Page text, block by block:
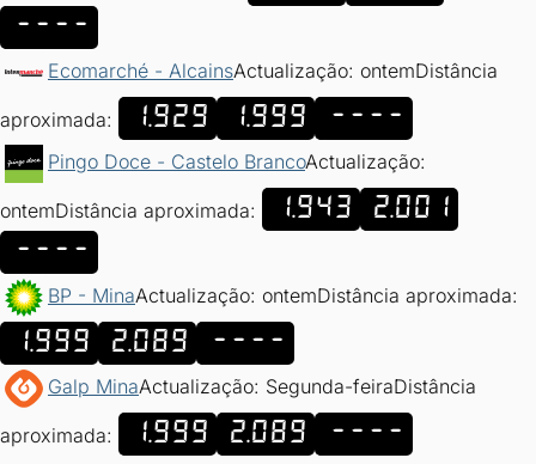
----
Ecomarché - AlcainsActualização: ontemDistância
aproximada: 1.929 1.999 ----
Pingo Doce - Castelo BrancoActualização:
ontemDistância aproximada: 1.943
2.001
----
BP - MinaActualização: ontemDistância aproximada:
1.999 2.089 ----
Galp MinaActualização: Segunda-feiraDistância
aproximada: 1.999 2.089 ----